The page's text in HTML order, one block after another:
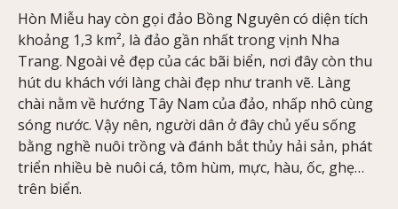
Hòn Miễu hay còn gọi đảo Bồng Nguyên có diện tích
khoảng 1,3 km², là đảo gần nhất trong vịnh Nha
Trang. Ngoài vẻ đẹp của các bãi biển, nơi đây còn thu
hút du khách với làng chài đẹp như tranh vẽ. Làng
chài nằm về hướng Tây Nam của đảo, nhấp nhô cùng
sóng nước. Vậy nên, người dân ở đây chủ yếu sống
bằng nghề nuôi trồng và đánh bắt thủy hải sản, phát
triển nhiều bè nuôi cá, tôm hùm, mực, hàu, ốc, ghẹ…
trên biển.